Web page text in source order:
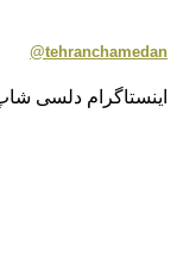
tehranchamedan@
اینستاگرام دلسی شاپ